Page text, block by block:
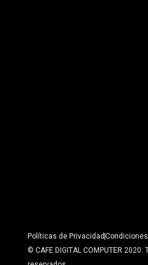
Políticas de Privacidad
© CAFE DIGITAL COMPUTER